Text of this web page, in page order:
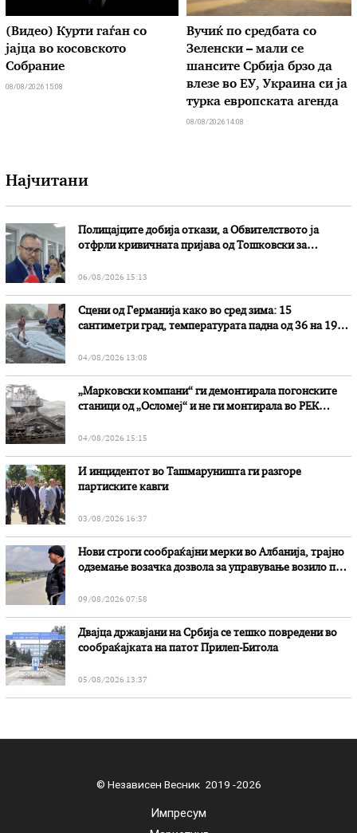
(Видео) Курти гаѓан со
јајца во косовското
Собрание
08/08/2026 15:08
Вучиќ по средбата со
Зеленски – мали се
шансите Србија брзо да
влезе во ЕУ, Украина си ја
турка европската агенда
08/08/2026 14:08
Најчитани
Полицајците добија откази, а Обвителството ја
отфрли кривичната пријава од Тошковски за
06/08/2026 15:13
Сцени од Германија како во сред зима: 15
сантиметри град, температурата падна од 36 на 19
04/08/2026 13:08
„Марковски компани“ ги демонтирала погонските
станици од „Осломеј“ и не ги монтирала во РЕК
04/08/2026 15:15
И инцидентот во Ташмаруништa ги разгоре
партиските кавги
03/08/2026 16:37
Нови строги сообраќајни мерки во Aлбанија, трајно
одземање возачка дозвола за управување возило под
09/08/2026 07:58
Двајца државјани на Србија се тешко повредени во
сообраќајката на патот Прилеп-Битола
05/08/2026 13:37
© Независен Весник 2019 -2026
Импресум